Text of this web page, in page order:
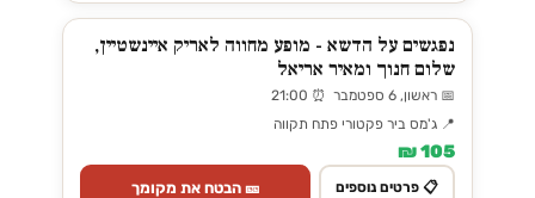
נפגשים על הדשא - מופע מחווה לאריק איינשטיין,
שלום חנוך ומאיר אריאל
📅 ראשון, 6 ספטמבר ⏰ 21:00
📍 ג'מס ביר פקטורי פתח תקווה
105 ₪
📋 פרטים נוספים 🎫 הבטח את מקומך